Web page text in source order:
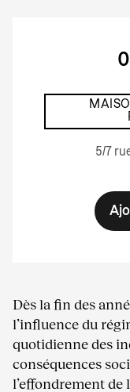
5/7
Dès la fin des
l’influence du
quotidienne des
conséquences
l’effondrement de